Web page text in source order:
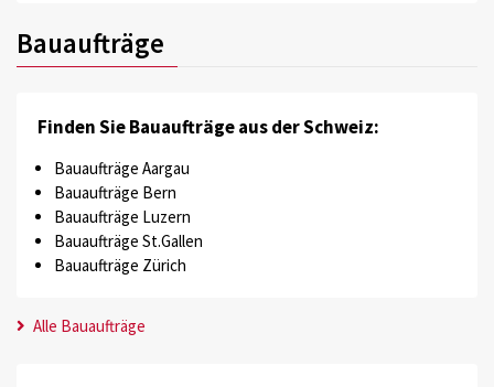
Bauaufträge
Finden Sie Bauaufträge aus der Schweiz:
Bauaufträge Aargau
Bauaufträge Bern
Bauaufträge Luzern
Bauaufträge St.Gallen
Bauaufträge Zürich
Alle Bauaufträge